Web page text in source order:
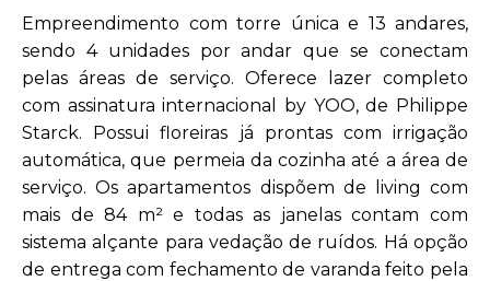
Empreendimento com torre única e 13 andares,
sendo 4 unidades por andar que se conectam
pelas áreas de serviço. Oferece lazer completo
com assinatura internacional by YOO, de Philippe
Starck. Possui floreiras já prontas com irrigação
automática, que permeia da cozinha até a área de
serviço. Os apartamentos dispõem de living com
mais de 84 m² e todas as janelas contam com
sistema alçante para vedação de ruídos. Há opção
de entrega com fechamento de varanda feito pela